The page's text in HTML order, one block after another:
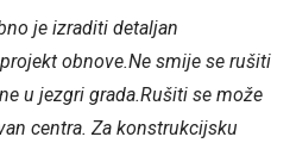
je izraditi detaljan
obnove.Ne smije se rušiti
u jezgri grada.Rušiti se može
centra. Za konstrukcijsku